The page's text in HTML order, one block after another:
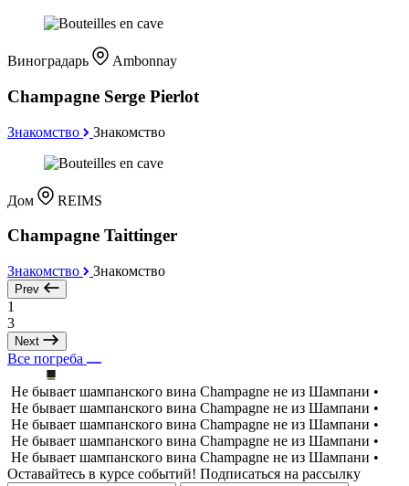
Виноградарь Ambonnay
Champagne Serge Pierlot
Знакомство Знакомство
Дом REIMS
Champagne Taittinger
Знакомство Знакомство
Prev
1
3
Next
Все погреба
Не бывает шампанского вина Champagne не из Шампани •
Не бывает шампанского вина Champagne не из Шампани •
Не бывает шампанского вина Champagne не из Шампани •
Не бывает шампанского вина Champagne не из Шампани •
Не бывает шампанского вина Champagne не из Шампани •
Оставайтесь в курсе событий! Подписаться на рассылку